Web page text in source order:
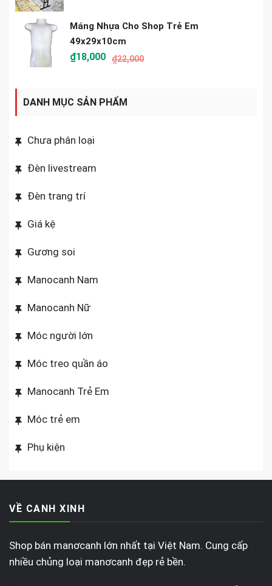
Máng Nhựa Cho Shop Trẻ Em
49x29x10cm
₫22,000
₫18,000
DANH MỤC SẢN PHẨM
Chưa phân loại
Đèn livestream
Đèn trang trí
Giá kệ
Gương soi
Manocanh Nam
Manocanh Nữ
Móc người lớn
Móc treo quần áo
Manocanh Trẻ Em
Móc trẻ em
Phụ kiện
VỀ CANH XINH
Shop bán manơcanh lớn nhất tại Việt Nam. Cung cấp
nhiều chủng loại manơcanh đẹp rẻ bền.